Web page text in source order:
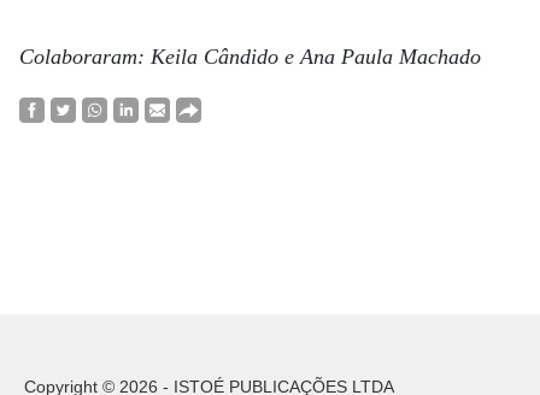
Colaboraram: Keila Cândido e Ana Paula Machado
Copyright © 2026 - ISTOÉ PUBLICAÇÕES LTDA